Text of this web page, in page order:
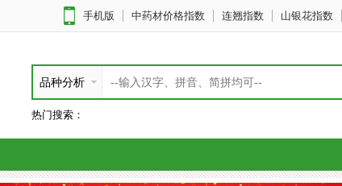
手机版 中药材价格指数 连翘指数 山银花指数
品种分析
热门搜索：